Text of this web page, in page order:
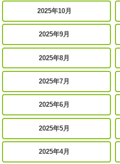
2025年10月
2025年9月
2025年8月
2025年7月
2025年6月
2025年5月
2025年4月